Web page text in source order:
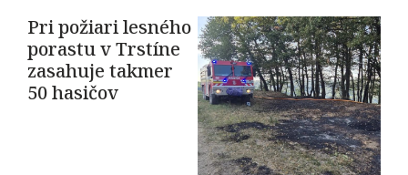
Pri požiari lesného
porastu v Trstíne
zasahuje takmer
50 hasičov